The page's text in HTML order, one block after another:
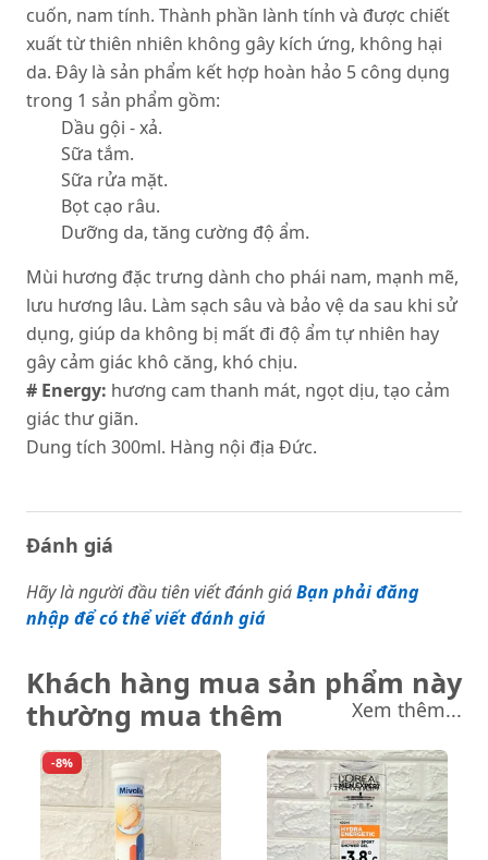
cuốn, nam tính. Thành phần lành tính và được chiết
xuất từ thiên nhiên không gây kích ứng, không hại
da. Đây là sản phẩm kết hợp hoàn hảo 5 công dụng
trong 1 sản phẩm gồm:
Dầu gội - xả.
Sữa tắm.
Sữa rửa mặt.
Bọt cạo râu.
Dưỡng da, tăng cường độ ẩm.
Mùi hương đặc trưng dành cho phái nam, mạnh mẽ,
lưu hương lâu. Làm sạch sâu và bảo vệ da sau khi sử
dụng, giúp da không bị mất đi độ ẩm tự nhiên hay
gây cảm giác khô căng, khó chịu.
# Energy: hương cam thanh mát, ngọt dịu, tạo cảm
giác thư giãn.
Dung tích 300ml. Hàng nội địa Đức.
Đánh giá
Hãy là người đầu tiên viết đánh giáBạn phải đăng
nhập để có thể viết đánh giá
Khách hàng mua sản phẩm này
thường mua thêm
Xem thêm...
-8%